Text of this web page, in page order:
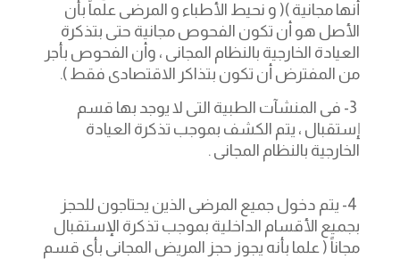
أنها مجانية )( و نحيط الأطباء و المرضى علماً بأن
الأصل هو أن تكون الفحوص مجانية حتى بتذكرة
العيادة الخارجية بالنظام المجانى ، وأن الفحوص بأجر
من المفترض أن تكون بتذاكر الاقتصادى فقط ).
3- فى المنشآت الطبية التى لا يوجد بها قسم
إستقبال ، يتم الكشف بموجب تذكرة العيادة
الخارجية بالنظام المجانى .
4- يتم دخول جميع المرضى الذين يحتاجون للحجز
بجميع الأقسام الداخلية بموجب تذكرة الإستقبال
مجاناً ( علما بأنه يجوز حجز المريض المجانى بأى قسم